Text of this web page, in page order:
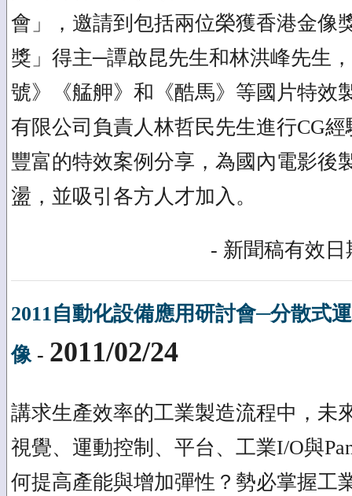
會」，邀請到包括兩位榮獲香港金像
獎」得主─譚啟昆先生和林洪峰先生
號》《艋舺》和《酷馬》等國片特效
有限公司負責人林哲民先生進行CG
豐富的特效案例分享，為國內電影後
盪，並吸引各方人才加入。
- 新聞稿有效日
2011自動化設備應用研討會─分散式
像- 2011/02/24
講求生產效率的工業製造流程中，未
視覺、運動控制、平台、工業I/O與
何提高產能與增加彈性？勢必掌握工